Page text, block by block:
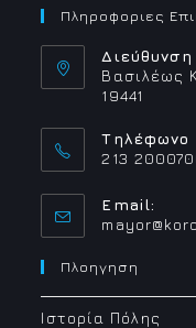
Πληροφοριες
Διεύθυνση
Βασιλέως
19441
Τηλέφωνο
213
Email:
Πλοηγηση
Ιστορία Πόλης